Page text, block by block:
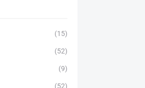
(15)
(52)
(9)
(52)